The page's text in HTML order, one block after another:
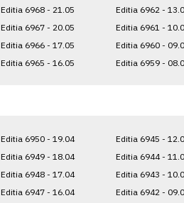
Editia 6968 - 21.05
Editia 6967 - 20.05
Editia 6966 - 17.05
Editia 6965 - 16.05
Editia 6962 -
Editia 6961 -
Editia 6960 -
Editia 6959 -
Editia 6950 - 19.04
Editia 6949 - 18.04
Editia 6948 - 17.04
Editia 6947 - 16.04
Editia 6945 -
Editia 6944 -
Editia 6943 -
Editia 6942 -